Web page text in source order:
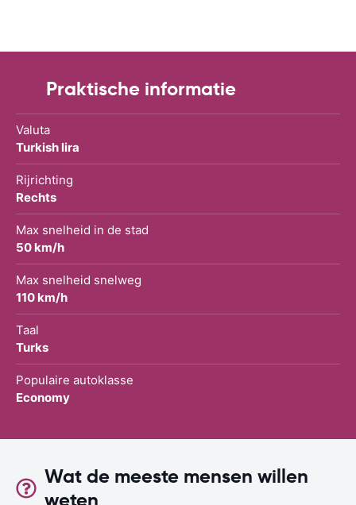
Praktische informatie
Valuta
Turkish lira
Rijrichting
Rechts
Max snelheid in de stad
50 km/h
Max snelheid snelweg
110 km/h
Taal
Turks
Populaire autoklasse
Economy
Wat de meeste mensen willen
weten